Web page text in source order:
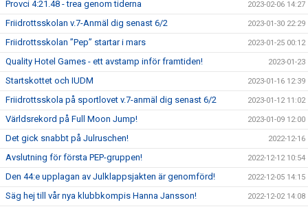
Provci 4:21.48 - trea genom tiderna 2023-02-06 14:27
Friidrottsskolan v.7-Anmäl dig senast 6/2 2023-01-30 22:29
Friidrottsskolan ”Pep” startar i mars 2023-01-25 00:12
Quality Hotel Games - ett avstamp inför framtiden! 2023-01-23
Startskottet och IUDM 2023-01-16 12:39
Friidrottsskola på sportlovet v.7-anmäl dig senast 6/2 2023-01-12 11:02
Världsrekord på Full Moon Jump! 2023-01-09 12:00
Det gick snabbt på Julruschen! 2022-12-16
Avslutning för första PEP-gruppen! 2022-12-12 10:54
Den 44:e upplagan av Julklappsjakten är genomförd! 2022-12-05 14:15
Säg hej till vår nya klubbkompis Hanna Jansson! 2022-12-02 14:08